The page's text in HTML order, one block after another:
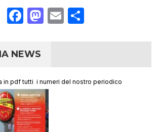
Facebook
Mastodon
Email
NEWS
in pdf tutti i numeri del nostro periodico